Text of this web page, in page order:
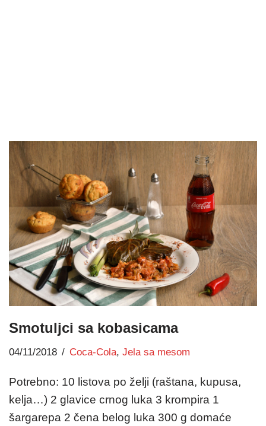
Smotuljci sa kobasicama
04/11/2018 Coca-Cola, Jela sa mesom
Potrebno: 10 listova po želji (raštana, kupusa,
kelja…) 2 glavice crnog luka 3 krompira 1
šargarepa 2 čena belog luka 300 g domaće